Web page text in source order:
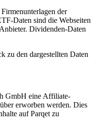
der
Daten sind die Webseiten
Dividenden-Daten
zu den dargestellten Daten
GmbH eine Affiliate-
erworben werden. Dies
auf Parqet zu